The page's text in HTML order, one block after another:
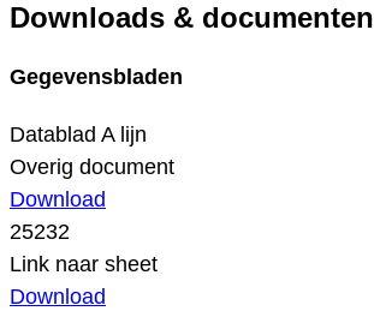
Downloads & documenten
Gegevensbladen
Datablad A lijn
Overig document
Download
25232
Link naar sheet
Download